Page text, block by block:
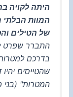
היתה לקויה
המוות
של הטילים
בדרכם
שהטייסים
המטרות" (בני